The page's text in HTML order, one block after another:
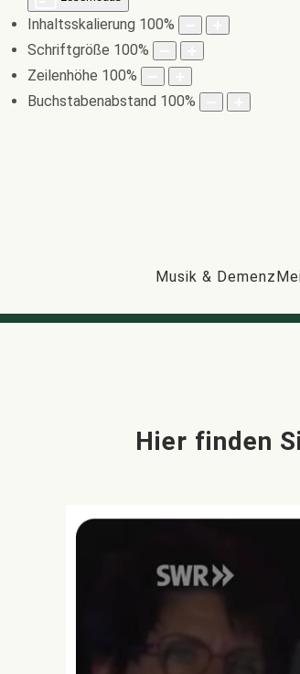
Inhaltsskalierung 100%
Schriftgröße 100%
Zeilenhöhe 100%
Buchstabenabstand 100%
Musik & Demenz
Hier finden